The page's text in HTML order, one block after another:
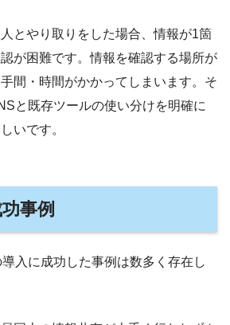
とやり取りをした場合、情報が1箇
が困難です。情報を確認する場所が
間・時間がかかってしまいます。そ
と既存ツールの使い分けを明確に
いです。
事例
入に成功した事例は数多く存在し